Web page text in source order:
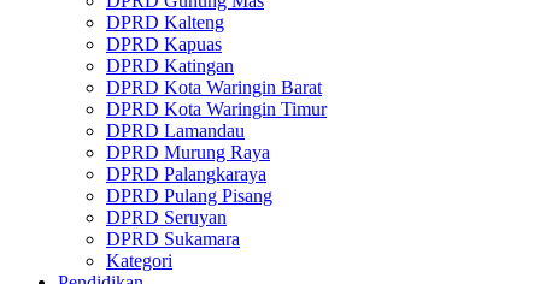
DPRD Kalteng
DPRD Kapuas
DPRD Katingan
DPRD Kota Waringin Barat
DPRD Kota Waringin Timur
DPRD Lamandau
DPRD Murung Raya
DPRD Palangkaraya
DPRD Pulang Pisang
DPRD Seruyan
DPRD Sukamara
Kategori